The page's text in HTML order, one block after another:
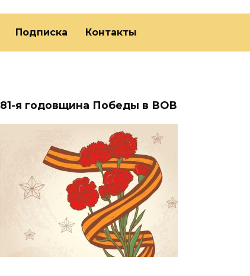
Подписка Контакты
81-я годовщина Победы в ВОВ